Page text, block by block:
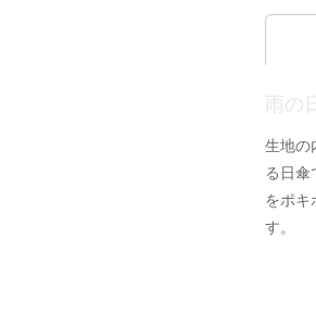
雨の
生地の
る日
をポキ
す。